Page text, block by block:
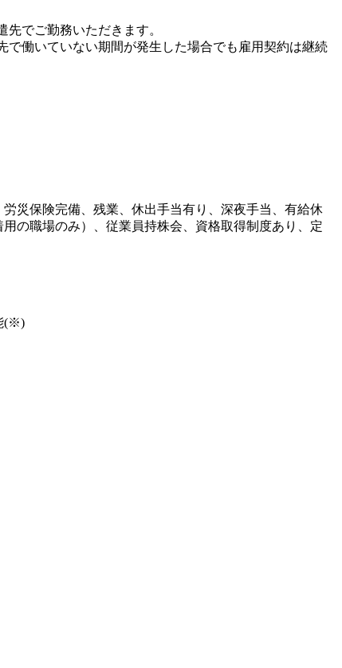
でご勤務いただきます。
働いていない期間が発生した場合でも雇用契約は継続
災保険完備、残業、休出手当有り、深夜手当、有給休
の職場のみ）、従業員持株会、資格取得制度あり、定
(※)